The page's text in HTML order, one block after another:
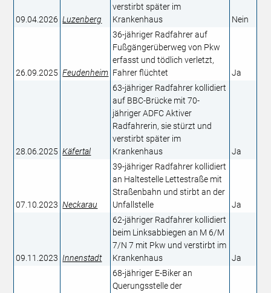
09.04.2026 Luzenberg
verstirbt später im
Krankenhaus​
Nein
26.09.2025 Feudenheim
36-jähriger Radfahrer auf
Fußgängerüberweg von Pkw
erfasst und tödlich verletzt,
Fahrer flüchtet​
Ja
28.06.2025 Käfertal
63-jähriger Radfahrer kollidiert
auf BBC-Brücke mit 70-
jähriger ADFC Aktiver
Radfahrerin, sie stürzt und
verstirbt später im
Krankenhaus​
Ja
07.10.2023 Neckarau
39-jähriger Radfahrer kollidiert
an Haltestelle Lettestraße mit
Straßenbahn und stirbt an der
Unfallstelle​
Ja
09.11.2023 Innenstadt
62-jähriger Radfahrer kollidiert
beim Linksabbiegen an M 6/M
7/N 7 mit Pkw und verstirbt im
Krankenhaus​
Ja
68-jähriger E-Biker an
Querungsstelle der